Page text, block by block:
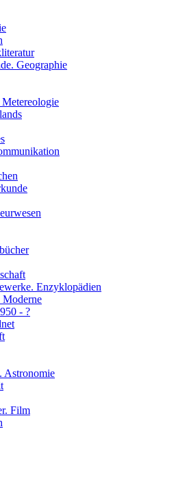
Geographie
Enzyklopädien
- ?
Astronomie
Film